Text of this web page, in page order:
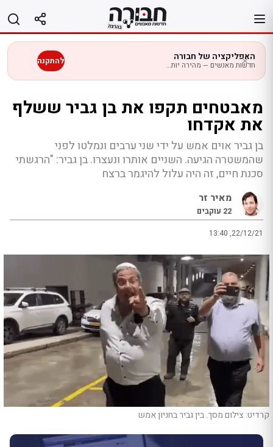
לתוכן
האפליקציה של חבורה
חדשות מאנשים — מהירה יותר בנייד להתקנה
מאבטחים תקפו את בן גביר ששלף
את אקדחו
בן גביר אוים אמש על ידי שני ערבים ונמלטו לפני
שהמשטרה הגיעה. השניים אותרו ונעצרו. בן גביר: "הרגשתי
סכנת חיים, זה היה עלול להיגמר ברצח
מאיר זר
22 עוקבים
13:40 ,22/12/21
קרדיט: צילום מסך. בין גביר בחניון אמש